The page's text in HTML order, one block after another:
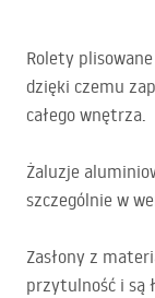
Rolety
dzięki czemu
całego wnętrza.
Żaluzje
szczególnie w
Zasłony z
przytulność i są